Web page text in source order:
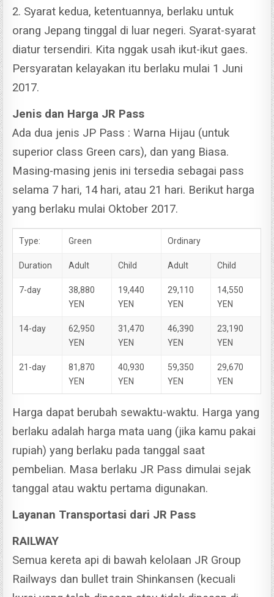
2. Syarat kedua, ketentuannya, berlaku untuk
orang Jepang tinggal di luar negeri. Syarat-syarat
diatur tersendiri. Kita nggak usah ikut-ikut gaes.
Persyaratan kelayakan itu berlaku mulai 1 Juni
2017.
Jenis dan Harga JR Pass
Ada dua jenis JP Pass : Warna Hijau (untuk
superior class Green cars), dan yang Biasa.
Masing-masing jenis ini tersedia sebagai pass
selama 7 hari, 14 hari, atau 21 hari. Berikut harga
yang berlaku mulai Oktober 2017.
Type: Green Ordinary
Duration Adult Child Adult Child
7-day
38,880
YEN
19,440
YEN
29,110
YEN
14,550
YEN
14-day
62,950
YEN
31,470
YEN
46,390
YEN
23,190
YEN
21-day
81,870
YEN
40,930
YEN
59,350
YEN
29,670
YEN
Harga dapat berubah sewaktu-waktu. Harga yang
berlaku adalah harga mata uang (jika kamu pakai
rupiah) yang berlaku pada tanggal saat
pembelian. Masa berlaku JR Pass dimulai sejak
tanggal atau waktu pertama digunakan.
Layanan Transportasi dari JR Pass
RAILWAY
Semua kereta api di bawah kelolaan JR Group
Railways dan bullet train Shinkansen (kecuali